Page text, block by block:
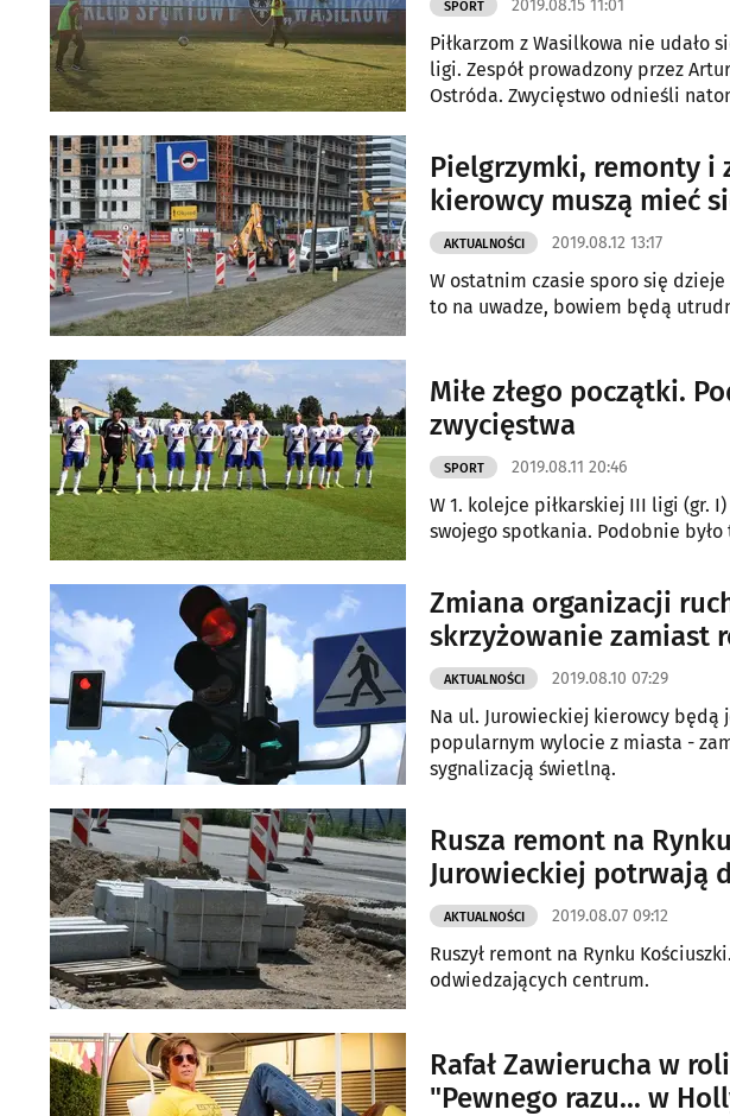
SPORT 2019.08.15 11:01
Piłkarzom z Wasilkowa nie udało
ligi. Zespół prowadzony przez
Ostróda. Zwycięstwo odnieśli
Pielgrzymki, remonty i
kierowcy muszą mieć
AKTUALNOŚCI 2019.08.12 13:17
W ostatnim czasie sporo się
to na uwadze, bowiem będą
Miłe złego początki.
zwycięstwa
SPORT 2019.08.11 20:46
W 1. kolejce piłkarskiej III ligi (gr.
swojego spotkania. Podobnie było
Zmiana organizacji
skrzyżowanie zamiast
AKTUALNOŚCI 2019.08.10 07:29
Na ul. Jurowieckiej kierowcy będą
popularnym wylocie z miasta -
sygnalizacją świetlną.
Rusza remont na
Jurowieckiej potrwają
AKTUALNOŚCI 2019.08.07 09:12
Ruszył remont na Rynku
odwiedzających centrum.
Rafał Zawierucha w
"Pewnego razu... w